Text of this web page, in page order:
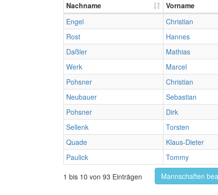
Nachname
Vorname
Engel
Christian
Rost
Hannes
Daßler
Mathias
Werk
Marcel
Pohsner
Christian
Neubauer
Sebastian
Pohsner
Dirk
Sellenk
Torsten
Quade
Klaus-Dieter
Paulick
Tommy
1 bis 10 von 93 Einträgen
Mannschaften